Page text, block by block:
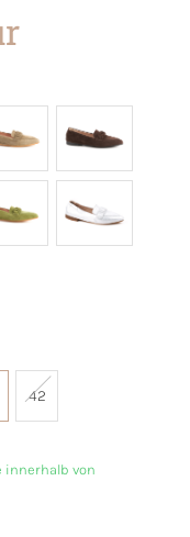
42
innerhalb von